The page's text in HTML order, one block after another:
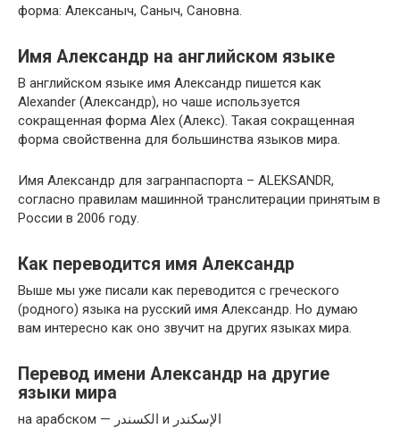
форма: Алексаныч, Саныч, Сановна.
Имя Александр на английском языке
В английском языке имя Александр пишется как
Alexander (Александр), но чаше используется
сокращенная форма Alex (Алекс). Такая сокращенная
форма свойственна для большинства языков мира.
Имя Александр для загранпаспорта – ALEKSANDR,
согласно правилам машинной транслитерации принятым в
России в 2006 году.
Как переводится имя Александр
Выше мы уже писали как переводится с греческого
(родного) языка на русский имя Александр. Но думаю
вам интересно как оно звучит на других языках мира.
Перевод имени Александр на другие
языки мира
на арабском — الكسندر и الإسكندر